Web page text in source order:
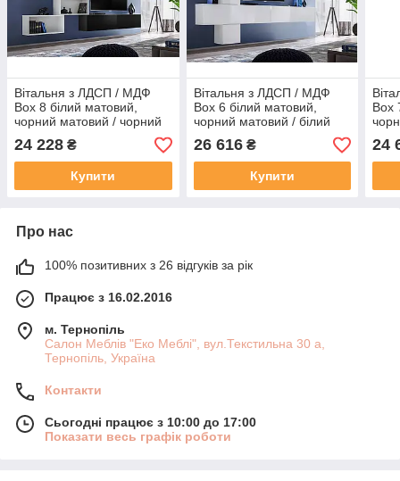
Вітальня з ЛДСП / МДФ
Box 8 білий матовий,
чорний матовий / чорний
глянець ASM
24 228 ₴
Купити
Вітальня з ЛДСП / МДФ
Box 6 білий матовий,
чорний матовий / білий
глянець ASM
26 616₴
Купити
Box
24
Про нас
100% позитивних з 26 відгуків за рік
Працює з 16.02.2016
м. Тернопіль
Салон Меблів "Еко Меблі", вул.Текстильна 30 а,
Тернопіль, Україна
Контакти
Сьогодні працює з 10:00 до 17:00
Показати весь графік роботи